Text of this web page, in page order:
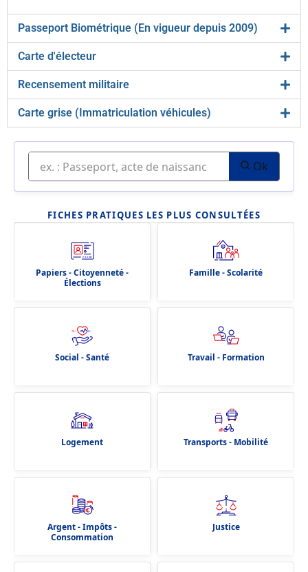
Passeport Biométrique (En vigueur depuis 2009)
Carte d'électeur
Recensement militaire
Carte grise (Immatriculation véhicules)
Ok
FICHES PRATIQUES LES PLUS CONSULTÉES
Papiers - Citoyenneté -
Élections
Famille - Scolarité
Social - Santé Travail - Formation
Logement Transports - Mobilité
Argent - Impôts -
Consommation
Justice